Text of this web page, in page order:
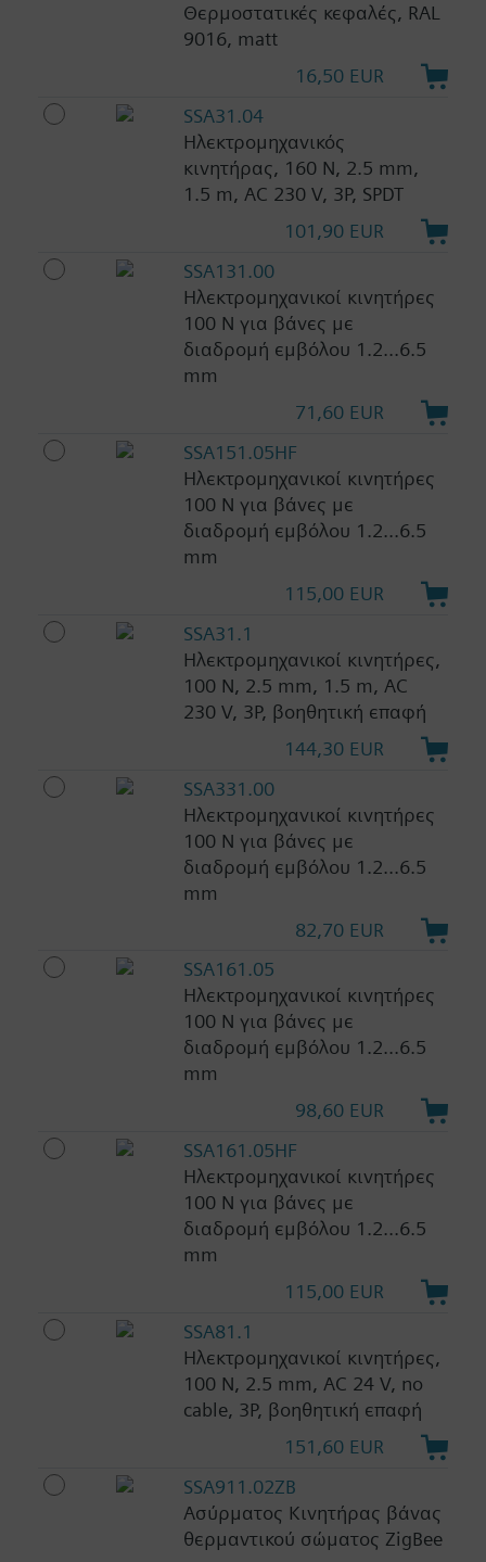
Θερμοστατικές κεφαλές, RAL
9016, matt
16,50 EUR
SSA31.04
Ηλεκτρομηχανικός
κινητήρας, 160 N, 2.5 mm,
1.5 m, AC 230 V, 3P, SPDT
101,90 EUR
SSA131.00
Ηλεκτρομηχανικοί κινητήρες
100 N για βάνες με
διαδρομή εμβόλου 1.2...6.5
mm
71,60 EUR
SSA151.05HF
Ηλεκτρομηχανικοί κινητήρες
100 N για βάνες με
διαδρομή εμβόλου 1.2...6.5
mm
115,00 EUR
SSA31.1
Ηλεκτρομηχανικοί κινητήρες,
100 N, 2.5 mm, 1.5 m, AC
230 V, 3P, βοηθητική επαφή
144,30 EUR
SSA331.00
Ηλεκτρομηχανικοί κινητήρες
100 N για βάνες με
διαδρομή εμβόλου 1.2...6.5
mm
82,70 EUR
SSA161.05
Ηλεκτρομηχανικοί κινητήρες
100 N για βάνες με
διαδρομή εμβόλου 1.2...6.5
mm
98,60 EUR
SSA161.05HF
Ηλεκτρομηχανικοί κινητήρες
100 N για βάνες με
διαδρομή εμβόλου 1.2...6.5
mm
115,00 EUR
SSA81.1
Ηλεκτρομηχανικοί κινητήρες,
100 N, 2.5 mm, AC 24 V, no
cable, 3P, βοηθητική επαφή
151,60 EUR
SSA911.02ZB
Ασύρματος Κινητήρας βάνας
θερμαντικού σώματος ZigBee